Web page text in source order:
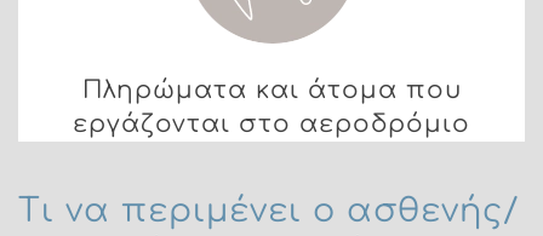
Πληρώματα και άτομα που
εργάζονται στο αεροδρόμιο
Τι να περιμένει ο ασθενής/